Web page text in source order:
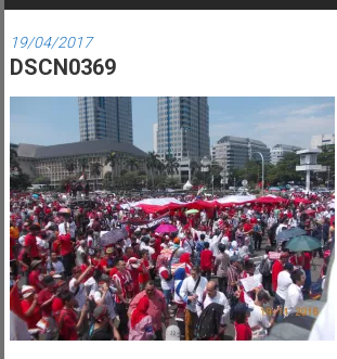
KRISTIS
19/04/2017
DSCN0369